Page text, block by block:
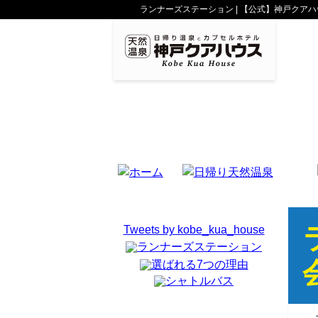
ランナーズステーション | 【公式】神戸クア
Tweets by kobe_kua_house